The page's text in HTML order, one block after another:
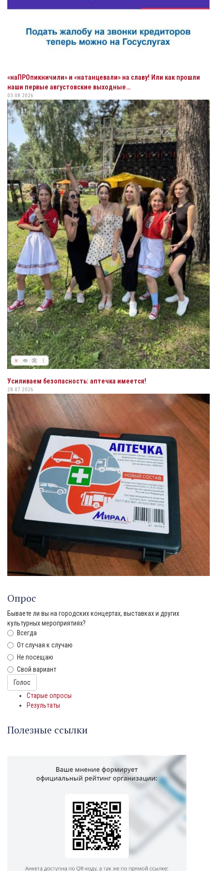
«наПРОпикничили» и «натанцевали» на славу! Или как прошли
наши первые августовские выходные…
03.08.2026
Усиливаем безопасность: аптечка имеется!
28.07.2026
Опрос
Бываете ли вы на городских концертах, выставках и других
культурных мероприятиях?
Всегда
От случая к случаю
Не посещаю
Свой вариант
Варианты
Голос
Старые опросы
Результаты
Полезные ссылки